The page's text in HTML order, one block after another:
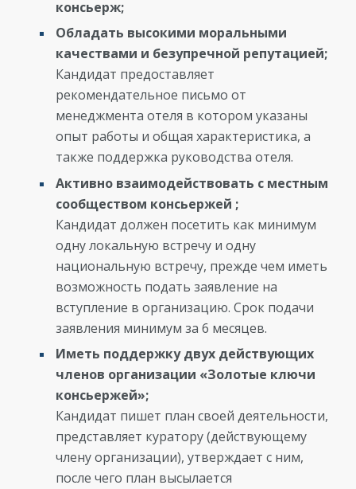
консьерж;
Обладать высокими моральными
качествами и безупречной репутацией;
Кандидат предоставляет
рекомендательное письмо от
менеджмента отеля в котором указаны
опыт работы и общая характеристика, а
также поддержка руководства отеля.
Активно взаимодействовать с местным
сообществом консьержей ;
Кандидат должен посетить как минимум
одну локальную встречу и одну
национальную встречу, прежде чем иметь
возможность подать заявление на
вступление в организацию. Срок подачи
заявления минимум за 6 месяцев.
Иметь поддержку двух действующих
членов организации «Золотые ключи
консьержей»;
Кандидат пишет план своей деятельности,
представляет куратору (действующему
члену организации), утверждает с ним,
после чего план высылается